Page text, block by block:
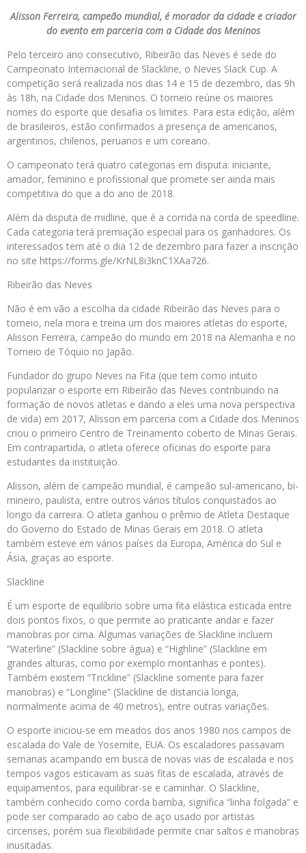
Alisson Ferreira, campeão mundial, é morador da cidade e criador
do evento em parceria com a Cidade dos Meninos
Pelo terceiro ano consecutivo, Ribeirão das Neves é sede do
Campeonato Internacional de Slackline, o Neves Slack Cup. A
competição será realizada nos dias 14 e 15 de dezembro, das 9h
às 18h, na Cidade dos Meninos. O torneio reúne os maiores
nomes do esporte que desafia os limites. Para esta edição, além
de brasileiros, estão confirmados a presença de americanos,
argentinos, chilenos, peruanos e um coreano.
O campeonato terá quatro categorias em disputa: iniciante,
amador, feminino e profissional que promete ser ainda mais
competitiva do que a do ano de 2018.
Além da disputa de midline, que é a corrida na corda de speedline.
Cada categoria terá premiação especial para os ganhadores. Os
interessados tem até o dia 12 de dezembro para fazer a inscrição
no site https://forms.gle/KrNL8i3knC1XAa726.
Ribeirão das Neves
Não é em vão a escolha da cidade Ribeirão das Neves para o
torneio, nela mora e treina um dos maiores atletas do esporte,
Alisson Ferreira, campeão do mundo em 2018 na Alemanha e no
Torneio de Tóquio no Japão.
Fundador do grupo Neves na Fita (que tem como intuito
popularizar o esporte em Ribeirão das Neves contribuindo na
formação de novos atletas e dando a eles uma nova perspectiva
de vida) em 2017, Alisson em parceria com a Cidade dos Meninos
criou o primeiro Centro de Treinamento coberto de Minas Gerais.
Em contrapartida, o atleta oferece oficinas do esporte para
estudantes da instituição.
Alisson, além de campeão mundial, é campeão sul-americano, bi-
mineiro, paulista, entre outros vários títulos conquistados ao
longo da carreira. O atleta ganhou o prêmio de Atleta Destaque
do Governo do Estado de Minas Gerais em 2018. O atleta
também esteve em vários países da Europa, América do Sul e
Ásia, graças ao esporte.
Slackline
É um esporte de equilíbrio sobre uma fita elástica esticada entre
dois pontos fixos, o que permite ao praticante andar e fazer
manobras por cima. Algumas variações de Slackline incluem
“Waterline” (Slackline sobre água) e “Highline” (Slackline em
grandes alturas, como por exemplo montanhas e pontes).
Também existem “Trickline” (Slackline somente para fazer
manobras) e “Longline” (Slackline de distancia longa,
normalmente acima de 40 metros), entre outras variações.
O esporte iniciou-se em meados dos anos 1980 nos campos de
escalada do Vale de Yosemite, EUA. Os escaladores passavam
semanas acampando em busca de novas vias de escalada e nos
tempos vagos esticavam as suas fitas de escalada, através de
equipamentos, para equilibrar-se e caminhar. O Slackline,
também conhecido como corda bamba, significa “linha folgada” e
pode ser comparado ao cabo de aço usado por artistas
circenses, porém sua flexibilidade permite criar saltos e manobras
inusitadas.